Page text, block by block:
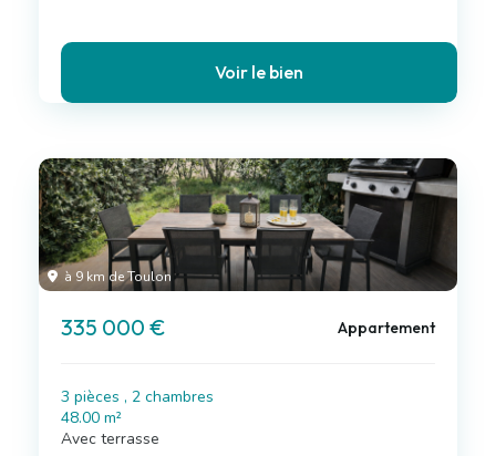
Voir le bien
à 9 km de Toulon
335 000 € Appartement
3 pièces , 2 chambres
48.00 m²
Avec terrasse